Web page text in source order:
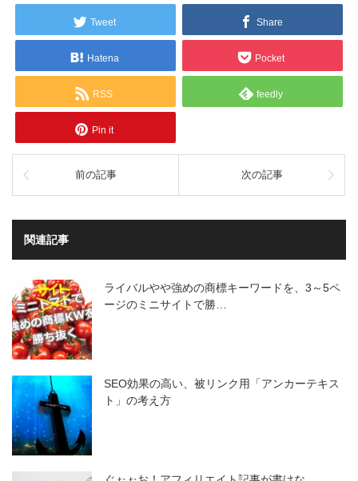
Tweet Share
Hatena Pocket
RSS feedly
Pin it
前の記事 次の記事
関連記事
ライバルやや強めの商標キーワードを、3～5ペ
ージのミニサイトで勝…
SEO効果の高い、被リンク用「アンカーテキス
ト」の考え方